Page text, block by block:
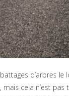
d’arbres
mais cela n’est